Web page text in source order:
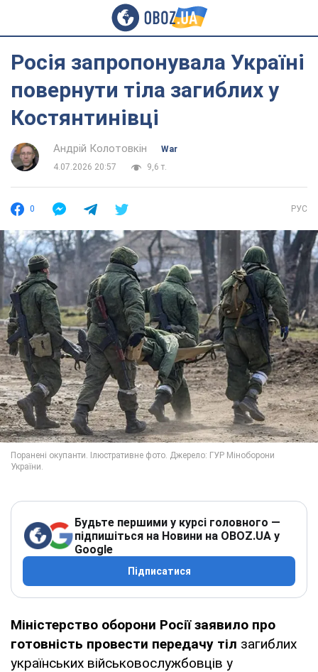
Росія запропонувала Україні
повернути тіла загиблих у
Костянтинівці
Андрій Колотовкін
War
4.07.2026 20:57
9,6 т.
0 РУС
Будьте першими у курсі головного —
підпишіться на Новини на OBOZ.UA у
Google
Підписатися
Міністерство оборони Росії заявило про
готовність провести передачу тіл загиблих
українських військовослужбовців у